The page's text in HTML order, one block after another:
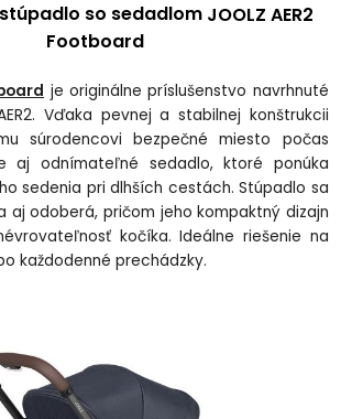
so sedadlom JOOLZ AER2
Footboard
je originálne príslušenstvo navrhnuté
Vďaka pevnej a stabilnej konštrukcii
súrodencovi bezpečné miesto počas
aj odnímateľné sedadlo, ktoré ponúka
sedenia pri dlhších cestách. Stúpadlo sa
aj odoberá, pričom jeho kompaktný dizajn
ľnosť kočíka. Ideálne riešenie na
každodenné prechádzky.